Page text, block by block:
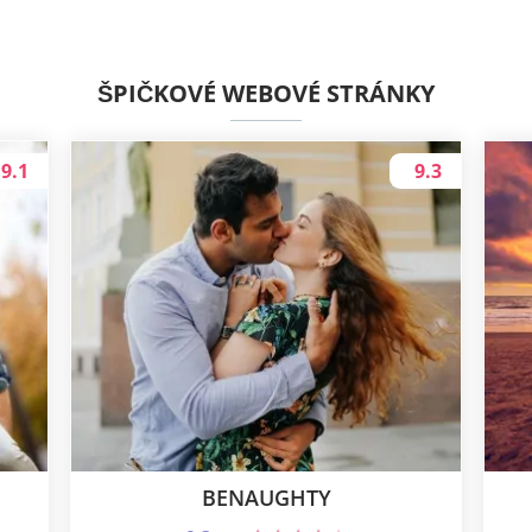
ŠPIČKOVÉ WEBOVÉ STRÁNKY
9.1
BENAUGHTY
9.3